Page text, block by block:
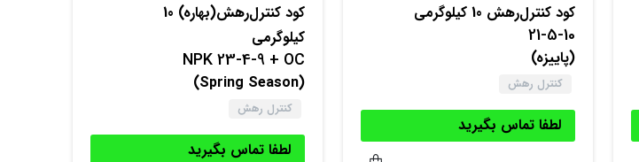
کود کنترل‌‌رهش 10 کیلوگرمی
21-5-10
(پاییزه)
کنترل رهش
لطفا تماس بگیرید
کود کنترل‌‌رهش(بهاره) 10
کیلوگرمی
NPK 23-4-9 + OC
(Spring Season)
کنترل رهش
لطفا تماس بگیرید